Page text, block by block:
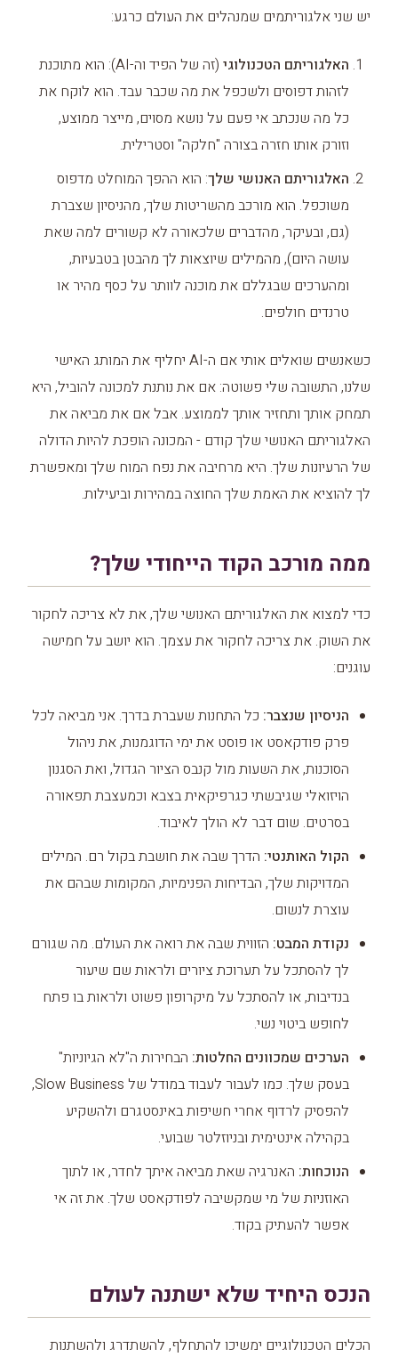
יש שני אלגוריתמים שמנהלים את העולם כרגע:
האלגוריתם הטכנולוגי
(זה של הפיד וה-AI): הוא מתוכנת
לזהות דפוסים ולשכפל את מה שכבר עבד. הוא לוקח את
כל מה שנכתב אי פעם על נושא מסוים, מייצר ממוצע,
וזורק אותו חזרה בצורה "חלקה" וסטרילית.
האלגוריתם האנושי שלך: הוא ההפך המוחלט מדפוס
משוכפל. הוא מורכב מהשריטות שלך, מהניסיון שצברת
(גם, ובעיקר, מהדברים שלכאורה לא קשורים למה שאת
עושה היום), מהמילים שיוצאות לך מהבטן בטבעיות,
ומהערכים שבגללם את מוכנה לוותר על כסף מהיר או
טרנדים חולפים.
כשאנשים שואלים אותי אם ה-AI יחליף את המותג האישי
שלנו, התשובה שלי פשוטה: אם את נותנת למכונה להוביל, היא
תמחק אותך ותחזיר אותך לממוצע. אבל אם את מביאה את
האלגוריתם האנושי שלך קודם - המכונה הופכת להיות הדולה
של הרעיונות שלך. היא מרחיבה את נפח המוח שלך ומאפשרת
לך להוציא את האמת שלך החוצה במהירות וביעילות.
ממה מורכב הקוד הייחודי שלך?
כדי למצוא את האלגוריתם האנושי שלך, את לא צריכה לחקור
את השוק. את צריכה לחקור את עצמך. הוא יושב על חמישה
עוגנים:
הניסיון שנצבר: כל התחנות שעברת בדרך. אני מביאה לכל
פרק פודקאסט או פוסט את ימי הדוגמנות, את ניהול
הסוכנות, את השעות מול קנבס הציור הגדול, ואת הסגנון
הויזואלי שגיבשתי כגרפיקאית בצבא וכמעצבת תפאורה
בסרטים. שום דבר לא הולך לאיבוד.
הקול האותנטי: הדרך שבה את חושבת בקול רם. המילים
המדויקות שלך, הבדיחות הפנימיות, המקומות שבהם את
עוצרת לנשום.
נקודת המבט: הזווית שבה את רואה את העולם. מה שגורם
לך להסתכל על תערוכת ציורים ולראות שם שיעור
בנדיבות, או להסתכל על מיקרופון פשוט ולראות בו פתח
לחופש ביטוי נשי.
הערכים שמכוונים החלטות: הבחירות ה"לא הגיוניות"
בעסק שלך. כמו לעבור לעבוד במודל של Slow Business,
להפסיק לרדוף אחרי חשיפות באינסטגרם ולהשקיע
בקהילה אינטימית ובניוזלטר שבועי.
הנוכחות: האנרגיה שאת מביאה איתך לחדר, או לתוך
האוזניות של מי שמקשיבה לפודקאסט שלך. את זה אי
אפשר להעתיק בקוד.
הנכס היחיד שלא ישתנה לעולם
הכלים הטכנולוגיים ימשיכו להתחלף, להשתדרג ולהשתנות